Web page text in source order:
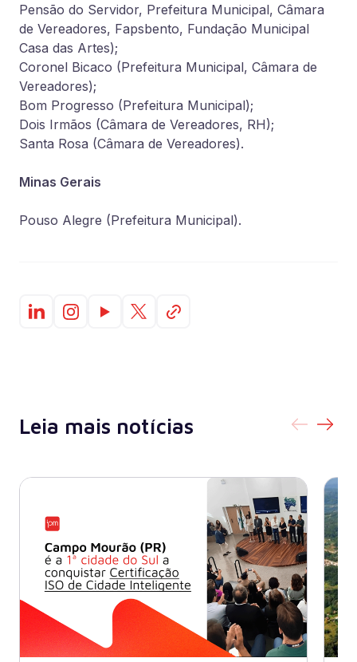
Pensão do Servidor, Prefeitura Municipal, Câmara
de Vereadores, Fapsbento, Fundação Municipal
Casa das Artes);
Coronel Bicaco (Prefeitura Municipal, Câmara de
Vereadores);
Bom Progresso (Prefeitura Municipal);
Dois Irmãos (Câmara de Vereadores, RH);
Santa Rosa (Câmara de Vereadores).
Minas Gerais
Pouso Alegre (Prefeitura Municipal).
Leia mais notícias